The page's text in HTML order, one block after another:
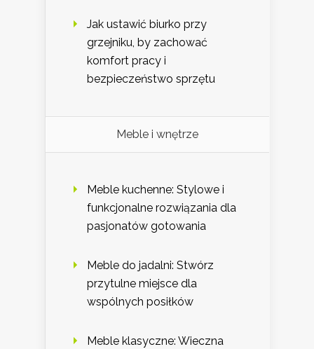
Jak ustawić biurko przy
grzejniku, by zachować
komfort pracy i
bezpieczeństwo sprzętu
Meble i wnętrze
Meble kuchenne: Stylowe i
funkcjonalne rozwiązania dla
pasjonatów gotowania
Meble do jadalni: Stwórz
przytulne miejsce dla
wspólnych posiłków
Meble klasyczne: Wieczna